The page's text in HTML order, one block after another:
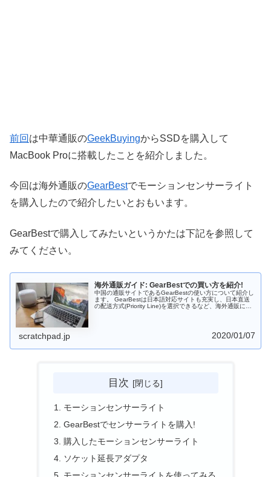
前回 は中華通販のGeekBuyingからSSDを購入して
MacBook Proに搭載したことを紹介しました。
今回は海外通販のGearBestでモーションセンサーライト
を購入したので紹介したいとおもいます。
GearBestで購入してみたいというかたは下記を参照して
みてください。
海外通販ガイド: GearBestでの買い方を紹介!
中国の通販サイトであるGearBestの使い方について紹介し
ます。 GearBestは日本語対応サイトも充実し、日本直送
の配送方式(Priority Line)を選択できるなど、海外通販に慣
scratchpad.jp 2020/01/07
目次
モーションセンサーライト
GearBestでセンサーライトを購入!
購入したモーションセンサーライト
ソケット延長アダプタ